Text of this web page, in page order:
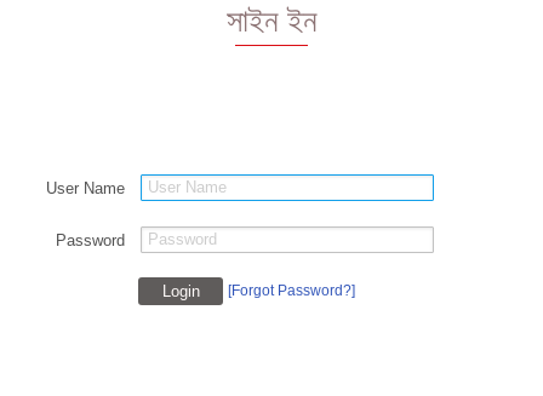
সাইন ইন
User Name
Password
[Forgot Password?]